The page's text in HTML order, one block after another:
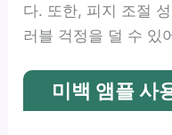
다. 또한, 피지 조절
러블 걱정을 덜 수 있
미백 앰플 사